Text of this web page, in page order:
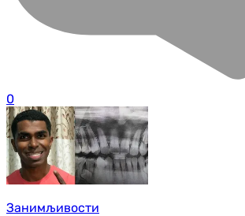
0
Занимљивости